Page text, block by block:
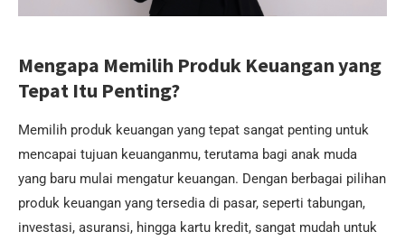
Mengapa Memilih Produk Keuangan yang
Tepat Itu Penting?
Memilih produk keuangan yang tepat sangat penting untuk
mencapai tujuan keuanganmu, terutama bagi anak muda
yang baru mulai mengatur keuangan. Dengan berbagai pilihan
produk keuangan yang tersedia di pasar, seperti tabungan,
investasi, asuransi, hingga kartu kredit, sangat mudah untuk